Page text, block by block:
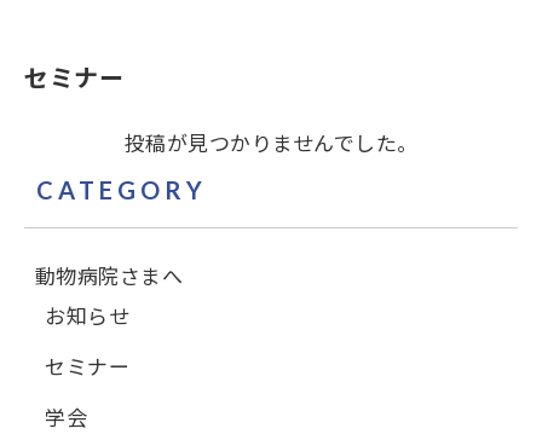
セミナー
投稿が見つかりませんでした。
CATEGORY
動物病院さまへ
お知らせ
セミナー
学会